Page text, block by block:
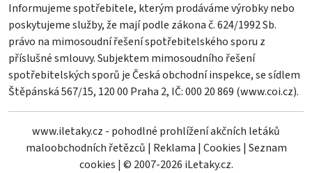
Informujeme spotřebitele, kterým prodáváme výrobky nebo
poskytujeme služby, že mají podle zákona č. 624/1992 Sb.
právo na mimosoudní řešení spotřebitelského sporu z
příslušné smlouvy. Subjektem mimosoudního řešení
spotřebitelských sporů je Česká obchodní inspekce, se sídlem
Štěpánská 567/15, 120 00 Praha 2, IČ: 000 20 869 (www.coi.cz).
www.iletaky.cz - pohodlné prohlížení akčních letáků
maloobchodních řetězců | Reklama | Cookies | Seznam
cookies | © 2007-2026 iLetaky.cz.